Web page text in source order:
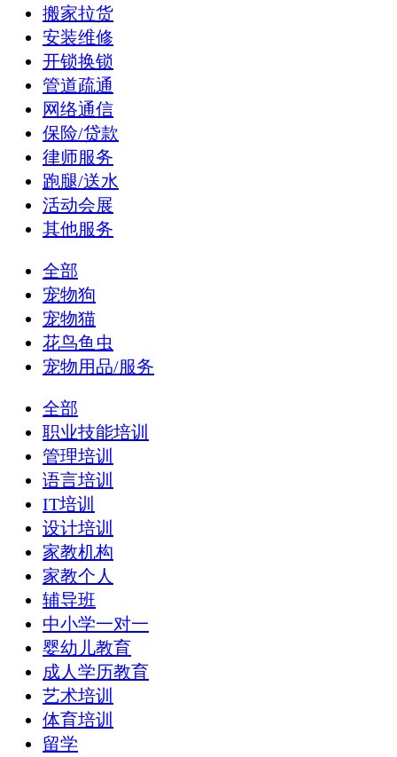
搬家拉货
安装维修
开锁换锁
管道疏通
网络通信
保险/贷款
律师服务
跑腿/送水
活动会展
其他服务
全部
宠物狗
宠物猫
花鸟鱼虫
宠物用品/服务
全部
职业技能培训
管理培训
语言培训
IT培训
设计培训
家教机构
家教个人
辅导班
中小学一对一
婴幼儿教育
成人学历教育
艺术培训
体育培训
留学